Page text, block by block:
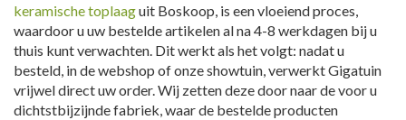
keramische toplaaguit Boskoop, is een vloeiend proces,
waardoor u uw bestelde artikelen al na 4-8 werkdagen bij u
thuis kunt verwachten. Dit werkt als het volgt: nadat u
besteld, in de webshop of onze showtuin, verwerkt Gigatuin
vrijwel direct uw order. Wij zetten deze door naar de voor u
dichtstbijzijnde fabriek, waar de bestelde producten